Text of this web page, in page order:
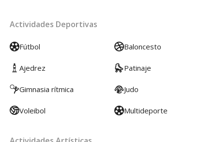
Actividades Deportivas
Fútbol Baloncesto
Ajedrez Patinaje
Gimnasia rítmica Judo
Voleibol Multideporte